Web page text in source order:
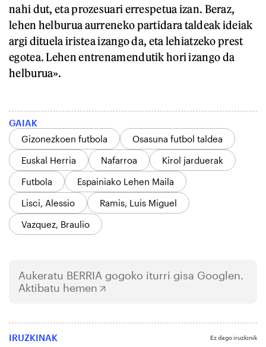
nahi dut, eta prozesuari errespetua izan. Beraz,
lehen helburua aurreneko partidara taldeak ideiak
argi dituela iristea izango da, eta lehiatzeko prest
egotea. Lehen entrenamendutik hori izango da
helburua».
GAIAK
Gizonezkoen futbola
Osasuna futbol taldea
Euskal Herria
Nafarroa
Kirol jarduerak
Futbola
Espainiako Lehen Maila
Lisci, Alessio
Ramis, Luis Miguel
Vazquez, Braulio
Aukeratu BERRIA gogoko iturri gisa Googlen.
Aktibatu hemen
IRUZKINAK Ez dago iruzkinik